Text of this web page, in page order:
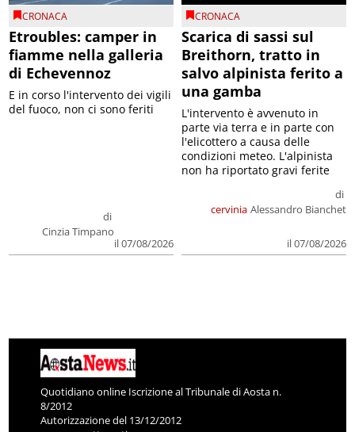
CRONACA
Etroubles: camper in
fiamme nella galleria
di Echevennoz
di
Cinzia Timpano
il 07/08/2026
E in corso l'intervento dei vigili
del fuoco, non ci sono feriti
CRONACA
Scarica di sassi sul
Breithorn, tratto in
salvo alpinista ferito a
una gamba
cervinia
di
Alessandro Bianchet
il 07/08/2026
L'intervento è avvenuto in
parte via terra e in parte con
l'elicottero a causa delle
condizioni meteo. L'alpinista
non ha riportato gravi ferite
Quotidiano online Iscrizione al Tribunale di Aosta n.
8/2012
Autorizzazione del 13/12/2012